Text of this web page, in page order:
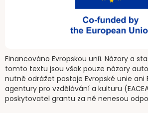
Financováno Evropskou unií. Názory a
tomto textu jsou však pouze názory
nutně odrážet postoje Evropské unie ani
agentury pro vzdělávání a kulturu
poskytovatel grantu za ně nenesou